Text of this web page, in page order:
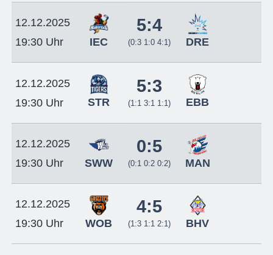
12.12.2025
19:30 Uhr
IEC
5:4
(0:3 1:0 4:1) DRE
12.12.2025
19:30 Uhr
STR
5:3
(1:1 3:1 1:1) EBB
12.12.2025
19:30 Uhr
SWW
0:5
(0:1 0:2 0:2) MAN
12.12.2025
19:30 Uhr
WOB
4:5
(1:3 1:1 2:1) BHV